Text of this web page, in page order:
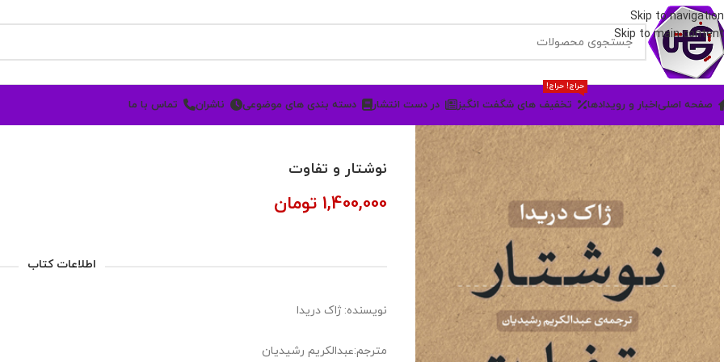
Skip to navigation
Skip to main content
صفحه اصلیاخبار و رویدادها تخفیف های شگفت انگیز
حراج! حراج!
در دست انتشار دسته بندی های موضوعی ناشران تماس با ما
نوشتار و تفاوت
1,400,000 تومان
اطلاعات کتاب
نویسنده: ژاک دریدا
مترجم:عبدالکریم رشیدیان